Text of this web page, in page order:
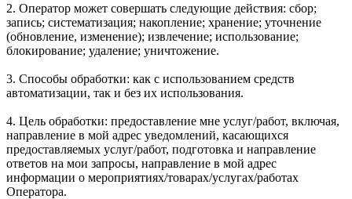
2. Оператор может совершать следующие действия: сбор;
запись; систематизация; накопление; хранение; уточнение
(обновление, изменение); извлечение; использование;
блокирование; удаление; уничтожение.
3. Способы обработки: как с использованием средств
автоматизации, так и без их использования.
4. Цель обработки: предоставление мне услуг/работ, включая,
направление в мой адрес уведомлений, касающихся
предоставляемых услуг/работ, подготовка и направление
ответов на мои запросы, направление в мой адрес
информации о мероприятиях/товарах/услугах/работах
Оператора.